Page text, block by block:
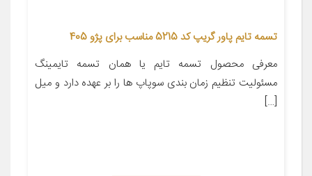
تسمه تایم پاور گریپ کد 5215 مناسب برای پژو 405
معرفی محصول تسمه تایم یا همان تسمه تایمینگ
مسئولیت تنظیم زمان بندی سوپاپ ها را بر عهده دارد و میل
[…]